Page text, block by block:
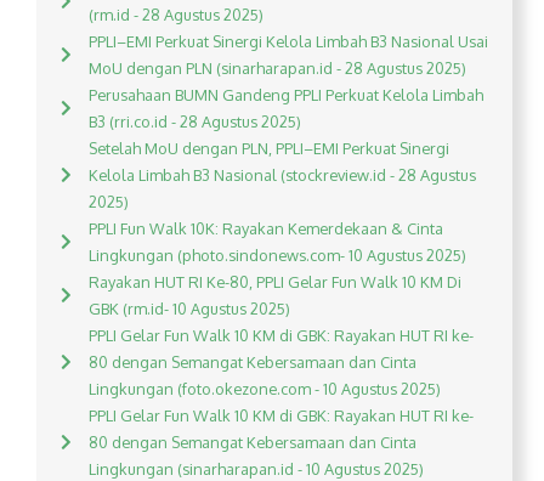
(rm.id - 28 Agustus 2025)
PPLI–EMI Perkuat Sinergi Kelola Limbah B3 Nasional Usai
MoU dengan PLN (sinarharapan.id - 28 Agustus 2025)
Perusahaan BUMN Gandeng PPLI Perkuat Kelola Limbah
B3 (rri.co.id - 28 Agustus 2025)
Setelah MoU dengan PLN, PPLI–EMI Perkuat Sinergi
Kelola Limbah B3 Nasional (stockreview.id - 28 Agustus
2025)
PPLI Fun Walk 10K: Rayakan Kemerdekaan & Cinta
Lingkungan (photo.sindonews.com- 10 Agustus 2025)
Rayakan HUT RI Ke-80, PPLI Gelar Fun Walk 10 KM Di
GBK (rm.id- 10 Agustus 2025)
PPLI Gelar Fun Walk 10 KM di GBK: Rayakan HUT RI ke-
80 dengan Semangat Kebersamaan dan Cinta
Lingkungan (foto.okezone.com - 10 Agustus 2025)
PPLI Gelar Fun Walk 10 KM di GBK: Rayakan HUT RI ke-
80 dengan Semangat Kebersamaan dan Cinta
Lingkungan (sinarharapan.id - 10 Agustus 2025)